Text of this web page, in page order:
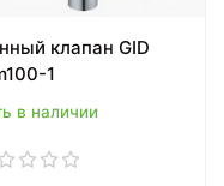
клапан GID
1
в наличии